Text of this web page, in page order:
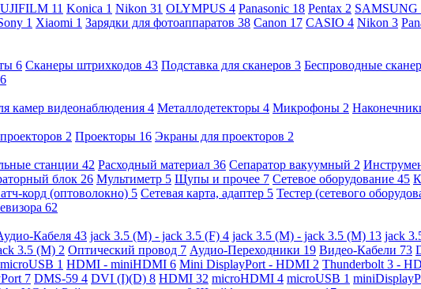
11 Konica 1 Nikon 31 OLYMPUS 4 Panasonic 18 Pentax 2 SAMSUNG
1 Xiaomi 1 Зарядки для фотоаппаратов 38 Canon 17 CASIO 4 Nikon 3
6 Сканеры штрихкодов 43 Подставка для сканеров 3 Беспроводные
камер видеонаблюдения 4 Металлодетекторы 4 Микрофоны 2
2 Проекторы 16 Экраны для проекторов 2
станции 42 Расходный материал 36 Сепаратор вакуумный 2
блок 26 Мультиметр 5 Щупы и прочее 7 Сетевое оборудование 45
корд (оптоволокно) 5 Сетевая карта, адаптер 5 Тестер (сетевого
62
Кабеля 43 jack 3.5 (M) - jack 3.5 (F) 4 jack 3.5 (M) - jack 3.5 (M) 13 jack
3.5 (M) 2 Оптический провод 7 Аудио-Переходники 19 Видео-Кабели 73
1 HDMI - miniHDMI 6 Mini DisplayPort - HDMI 2 Thunderbolt 3 -
7 DMS-59 4 DVI (I)(D) 8 HDMI 32 microHDMI 4 microUSB 1